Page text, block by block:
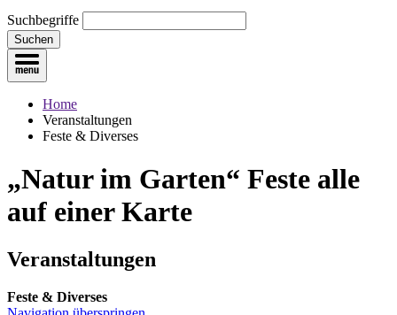
Suchbegriffe
Suchen
Home
Veranstaltungen
Feste & Diverses
„Natur im Garten“ Feste alle
auf einer Karte
Veranstaltungen
Feste & Diverses